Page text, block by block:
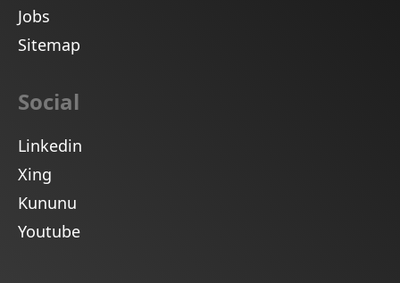
Jobs
Sitemap
Social
Linkedin
Xing
Kununu
Youtube